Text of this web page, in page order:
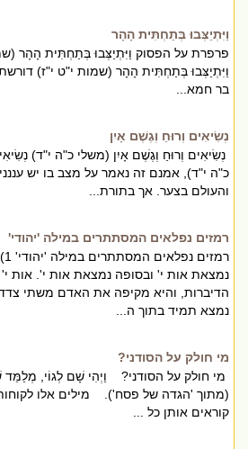
וַיִּתְיַצְּבוּ בְּתַחְתִּית הָהָר
פרפרת על הפסוק וַיִּתְיַצְּבוּ בְּתַחְתִּית הָהָר
וַיִּתְיַצְּבוּ בְּתַחְתִּית הָהָר (שמות י"ט י"ז)
בר חמא...
נְשִׂיאִים וְרוּחַ וְגֶשֶׁם אָיִן
נְשִׂיאִים וְרוּחַ וְגֶשֶׁם אָיִן (משלי כ"ה י"ד)
כ"ה י"ד), אמנם זה נאמר על מצב בו יש
והעולם בצער. אך בתורת...
רמזים נפלאים המסתתרים במילה 'יהודי'
נמצאת אות י' ובסופה נמצאת אות י'. אות
הדיברות, והיא מקיפה את האדם משתי
נמצא תמיד בתוך ה...
מי חולק על הסודני?
מי חולק על הסודני? וַיְהִי שָׁם לְגוֹי, מְלַמֵּד
(מתוך 'הגדה של פסח'). מילים אלו
קוראים אותן כל ...